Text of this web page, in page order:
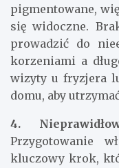
pigmentowane,
się widoczne.
prowadzić do
korzeniami a
wizyty u fryzjera
domu, aby
4.
Przygotowanie
kluczowy krok,